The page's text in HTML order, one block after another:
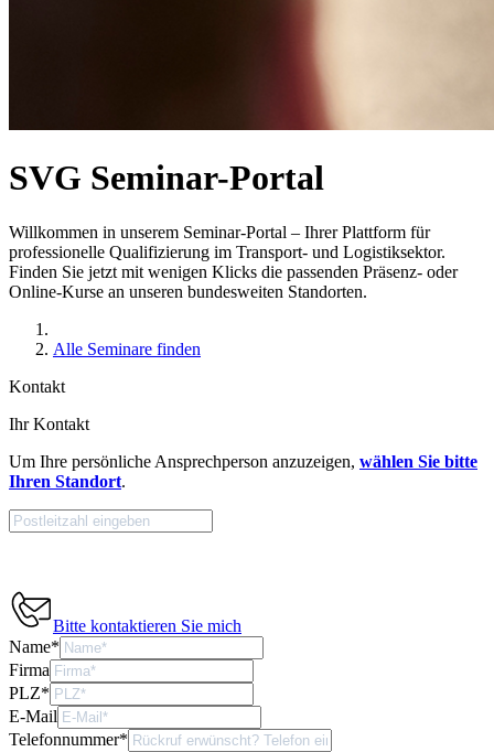
SVG Seminar-Portal
Willkommen in unserem Seminar-Portal – Ihrer Plattform für
professionelle Qualifizierung im Transport- und Logistiksektor.
Finden Sie jetzt mit wenigen Klicks die passenden Präsenz- oder
Online-Kurse an unseren bundesweiten Standorten.
Alle Seminare finden
Kontakt
Ihr Kontakt
Um Ihre persönliche Ansprechperson anzuzeigen, wählen Sie bitte
Ihren Standort.
Bitte kontaktieren Sie mich
Name*
Firma
PLZ*
E-Mail
Telefonnummer*